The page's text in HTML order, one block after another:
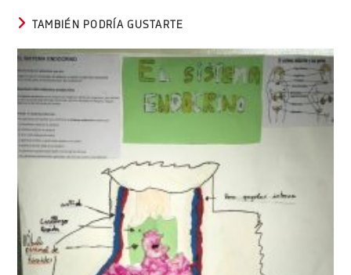
TAMBIÉN PODRÍA GUSTARTE